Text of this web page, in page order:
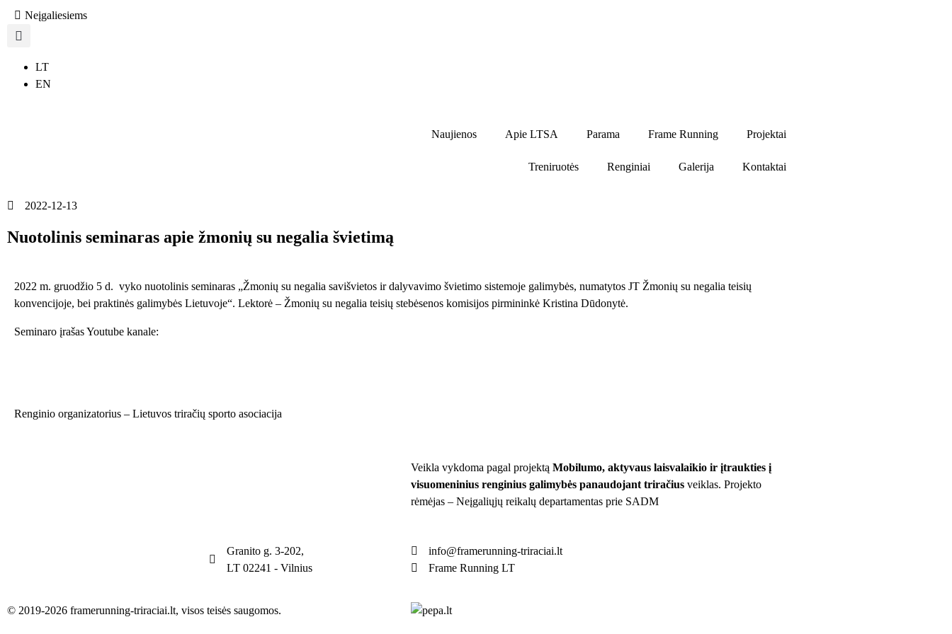
Neįgaliesiems
LT
EN
Naujienos Apie LTSA Parama Frame Running Projektai
Treniruotės Renginiai Galerija Kontaktai
2022-12-13
Nuotolinis seminaras apie žmonių su negalia švietimą
2022 m. gruodžio 5 d. vyko nuotolinis seminaras „Žmonių su negalia savišvietos ir dalyvavimo švietimo sistemoje galimybės, numatytos JT Žmonių su negalia teisių
konvencijoje, bei praktinės galimybės Lietuvoje“. Lektorė – Žmonių su negalia teisių stebėsenos komisijos pirmininkė Kristina Dūdonytė.
Seminaro įrašas Youtube kanale:
Renginio organizatorius – Lietuvos triračių sporto asociacija
Veikla vykdoma pagal projektą Mobilumo, aktyvaus laisvalaikio ir įtraukties į
visuomeninius renginius galimybės panaudojant triračius veiklas. Projekto
rėmėjas – Neįgaliųjų reikalų departamentas prie SADM
Granito g. 3-202,
LT 02241 - Vilnius
info@framerunning-triraciai.lt
Frame Running LT
© 2019-2026 framerunning-triraciai.lt, visos teisės saugomos.